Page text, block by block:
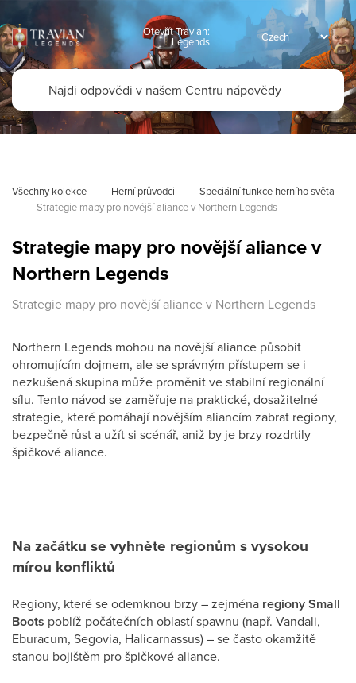
Otevřít Travian:
Legends
Všechny kolekce Herní průvodci
Speciální funkce herního světa
Strategie mapy pro novější aliance v Northern Legends
Strategie mapy pro novější aliance v
Northern Legends
Strategie mapy pro novější aliance v Northern Legends
Northern Legends mohou na novější aliance působit
ohromujícím dojmem, ale se správným přístupem se i
nezkušená skupina může proměnit ve stabilní regionální
sílu. Tento návod se zaměřuje na praktické, dosažitelné
strategie, které pomáhají novějším aliancím zabrat regiony,
bezpečně růst a užít si scénář, aniž by je brzy rozdrtily
špičkové aliance.
Na začátku se vyhněte regionům s vysokou
mírou konfliktů
Regiony, které se odemknou brzy – zejména regiony Small
Boots poblíž počátečních oblastí spawnu (např. Vandali,
Eburacum, Segovia, Halicarnassus) – se často okamžitě
stanou bojištěm pro špičkové aliance.